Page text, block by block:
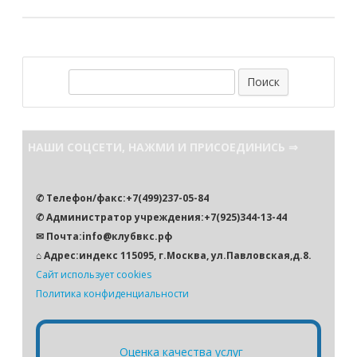
НАШИ СОЦСЕТИ, НАЖМИ И ПРИСОЕДИНИСЬ ⇒
✆ Телефон/факс:+7(499)237-05-84
✆ Администратор учреждения:+7(925)344-13-44
✉ Почта:info@клубвкс.рф
⌂ Адрес:индекс 115095, г.Москва, ул.Павловская,д.8.
Сайт использует cookies
Политика конфиденциальности
Оценка качества услуг